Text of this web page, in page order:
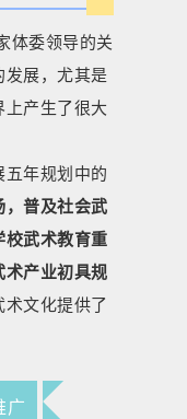
体委领导的关
发展，尤其是
产生了很大
年规划中的
普及社会武
武术教育重
术产业初具规
文化提供了
广